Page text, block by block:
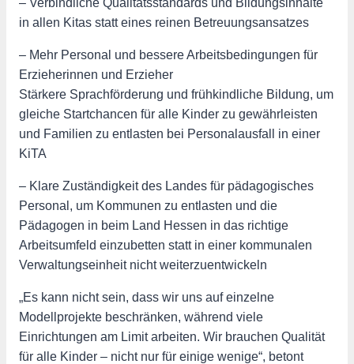
– Verbindliche Qualitätsstandards und Bildungsinhalte
in allen Kitas statt eines reinen Betreuungsansatzes
– Mehr Personal und bessere Arbeitsbedingungen für
Erzieherinnen und Erzieher
Stärkere Sprachförderung und frühkindliche Bildung, um
gleiche Startchancen für alle Kinder zu gewährleisten
und Familien zu entlasten bei Personalausfall in einer
KiTA
– Klare Zuständigkeit des Landes für pädagogisches
Personal, um Kommunen zu entlasten und die
Pädagogen in beim Land Hessen in das richtige
Arbeitsumfeld einzubetten statt in einer kommunalen
Verwaltungseinheit nicht weiterzuentwickeln
„Es kann nicht sein, dass wir uns auf einzelne
Modellprojekte beschränken, während viele
Einrichtungen am Limit arbeiten. Wir brauchen Qualität
für alle Kinder – nicht nur für einige wenige“, betont